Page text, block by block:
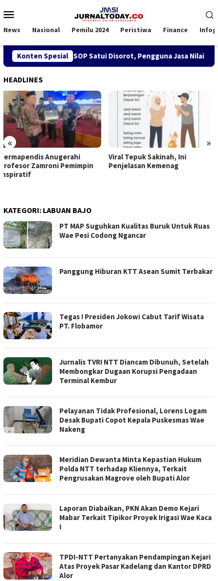
ke
Mobile
News Nasional Pemilu 2024 Peristiwa Finance
Konten Spesial
SPK TKBM di KSOP Satui Disorot, Pengguna Jasa Nilai
HEADLINES
« »
Viral Tepuk Sakinah, Ini
Penjelasan Kemenag
DPD GMNI Kaltim Solid Dorong
Kongres Persatuan: DPP
KATEGORI: LABUAN BAJO
PT MAP Suguhkan Kualitas Buruk Untuk Ruas
Wae Pesi Codong Ngancar
Panggung Hiburan KTT Asean Sumit Terbakar
Tegas ! Presiden Jokowi Cabut Tarif Wisata
PT. Flobamor
Jurnalis TVRI NTT Diancam Dibunuh, Setelah
Membongkar Dugaan Korupsi Pengadaan
Terminal Kembur
Pelayanan Tidak Profesional, Lorens Logam
Desak Bupati Copot Kepala Puskesmas Wae
Nakeng
Meridian Dewanta Minta Kepastian Hukum
Polda NTT terhadap Kliennya, Terkait
Pengrusakan Magrove oleh Bupati Alor
Laporan Diabaikan, PKN Akan Demo Kejari
Mabar Terkait Tipikor Proyek Irigasi Wae Kaca
I
TPDI-NTT Pertanyakan Pendampingan Kejari
Atas Proyek Pasar Kadelang dan Kantor DPRD
Alor